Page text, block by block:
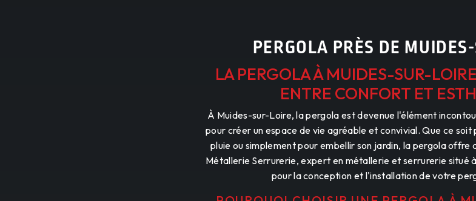
PERGOLA PRÈS DE
LA PERGOLA À MUIDES-SUR-
ENTRE CONFORT ET
À Muides-sur-Loire, la pergola est devenue l'élément
pour créer un espace de vie agréable et convivial. Que ce
pluie ou simplement pour embellir son jardin, la pergola offre
Métallerie Serrurerie, expert en métallerie et serrurerie situé
pour la conception et l'installation de votre